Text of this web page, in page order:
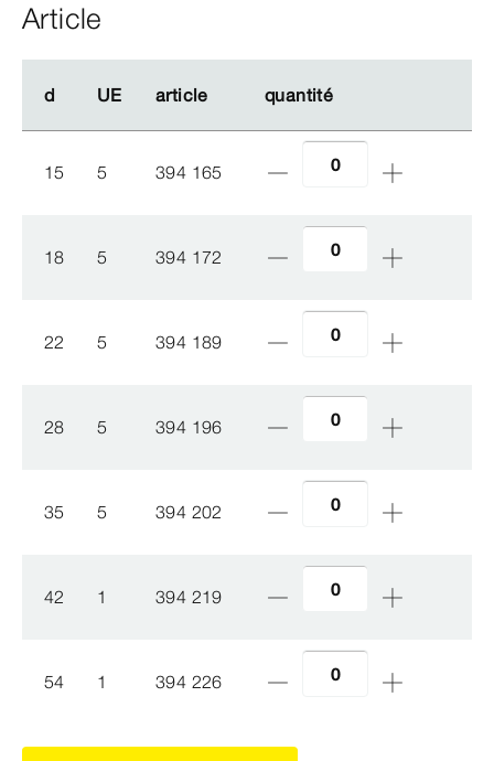
Article
d UE article quantité
d UE article quantité
15 5 394 165
18 5 394 172
22 5 394 189
28 5 394 196
35 5 394 202
42 1 394 219
54 1 394 226